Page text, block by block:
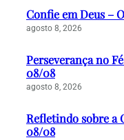
Confie em Deus –
agosto 8, 2026
Perseverança no
08/08
agosto 8, 2026
Refletindo sobre a
08/08